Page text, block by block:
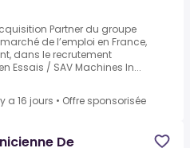
Partner du groupe
de l’emploi en France,
dans le recrutement
Essais / SAV Machines In...
a 16 jours • Offre sponsorisée
De